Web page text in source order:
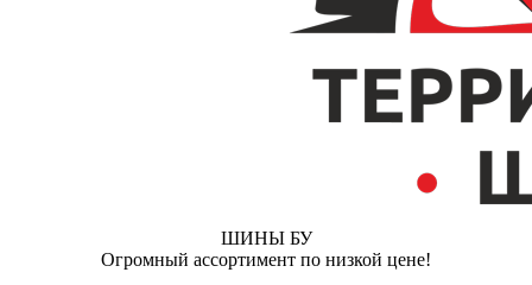
ШИНЫ БУ
Огромный ассортимент по низкой цене!